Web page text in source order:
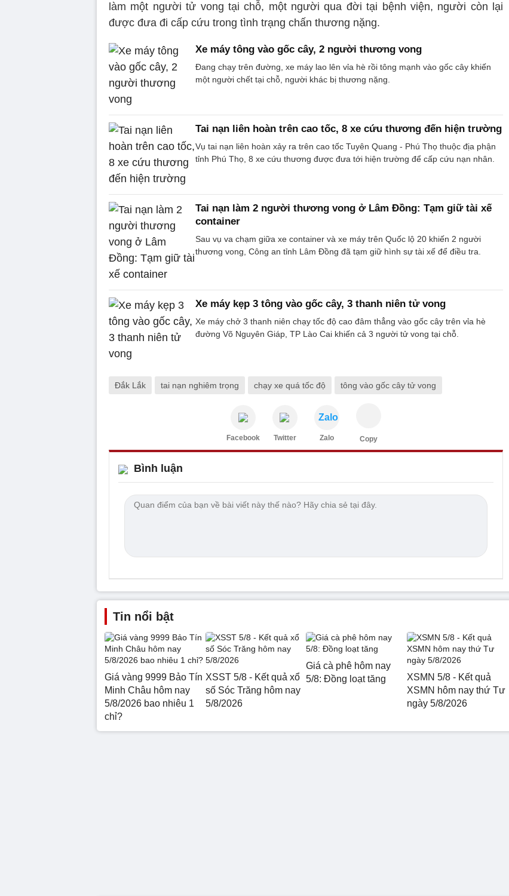
làm một người tử vong tại chỗ, một người qua đời tại bệnh viện, người còn lại
được đưa đi cấp cứu trong tình trạng chấn thương nặng.
Xe máy tông vào gốc cây, 2 người thương vong
Đang chạy trên đường, xe máy lao lên vỉa hè rồi tông mạnh vào gốc cây khiến
một người chết tại chỗ, người khác bị thương nặng.
Tai nạn liên hoàn trên cao tốc, 8 xe cứu thương đến hiện trường
Vụ tai nạn liên hoàn xảy ra trên cao tốc Tuyên Quang - Phú Thọ thuộc địa phận
tỉnh Phú Thọ, 8 xe cứu thương được đưa tới hiện trường để cấp cứu nạn nhân.
Tai nạn làm 2 người thương vong ở Lâm Đồng: Tạm giữ tài xế
container
Sau vụ va chạm giữa xe container và xe máy trên Quốc lộ 20 khiến 2 người
thương vong, Công an tỉnh Lâm Đồng đã tạm giữ hình sự tài xế để điều tra.
Xe máy kẹp 3 tông vào gốc cây, 3 thanh niên tử vong
Xe máy chở 3 thanh niên chạy tốc độ cao đâm thẳng vào gốc cây trên vỉa hè
đường Võ Nguyên Giáp, TP Lào Cai khiến cả 3 người tử vong tại chỗ.
Đắk Lắk tai nạn nghiêm trọng chạy xe quá tốc độ tông vào gốc cây tử vong
Facebook Twitter
Zalo
Zalo Copy
Bình luận
Tin nổi bật
Giá vàng 9999 Bảo Tín
Minh Châu hôm nay
5/8/2026 bao nhiêu 1
chỉ?
XSST 5/8 - Kết quả xổ
số Sóc Trăng hôm nay
5/8/2026
Giá cà phê hôm nay
5/8: Đồng loạt tăng
XSMN 5/8 - Kết quả
XSMN hôm nay thứ Tư
ngày 5/8/2026